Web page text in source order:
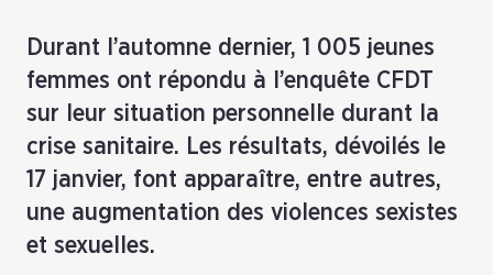
Durant l’automne dernier, 1 005 jeunes
femmes ont répondu à l’enquête CFDT
sur leur situation personnelle durant la
crise sanitaire. Les résultats, dévoilés le
17 janvier, font apparaître, entre autres,
une augmentation des violences sexistes
et sexuelles.